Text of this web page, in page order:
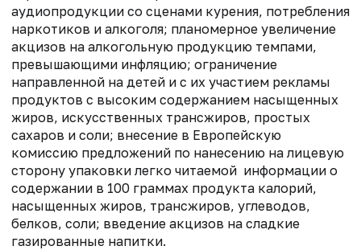
аудиопродукции со сценами курения, потребления
наркотиков и алкоголя; планомерное увеличение
акцизов на алкогольную продукцию темпами,
превышающими инфляцию; ограничение
направленной на детей и с их участием рекламы
продуктов с высоким содержанием насыщенных
жиров, искусственных трансжиров, простых
сахаров и соли; внесение в Европейскую
комиссию предложений по нанесению на лицевую
сторону упаковки легко читаемой информации о
содержании в 100 граммах продукта калорий,
насыщенных жиров, трансжиров, углеводов,
белков, соли; введение акцизов на сладкие
газированные напитки.